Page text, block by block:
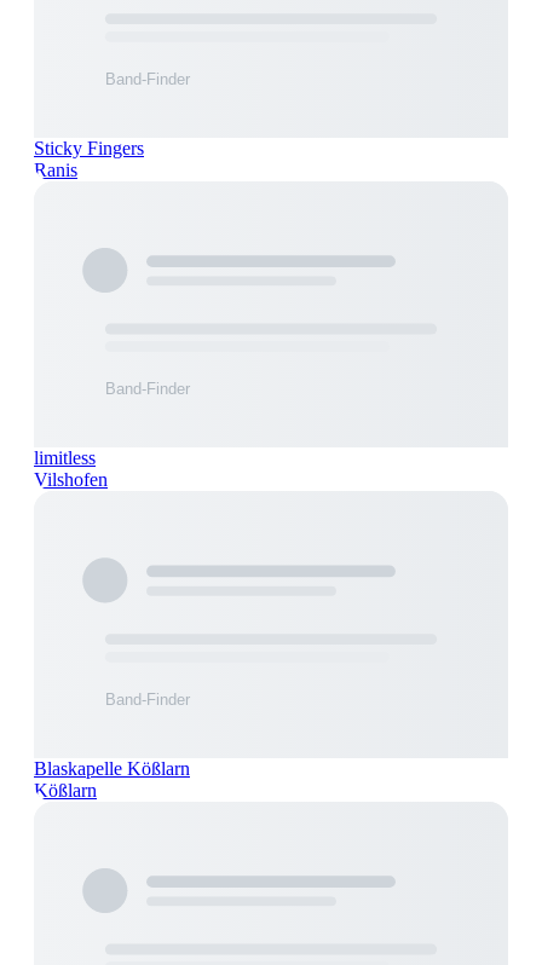
Sticky Fingers
Ranis
limitless
Vilshofen
Blaskapelle Kößlarn
Kößlarn